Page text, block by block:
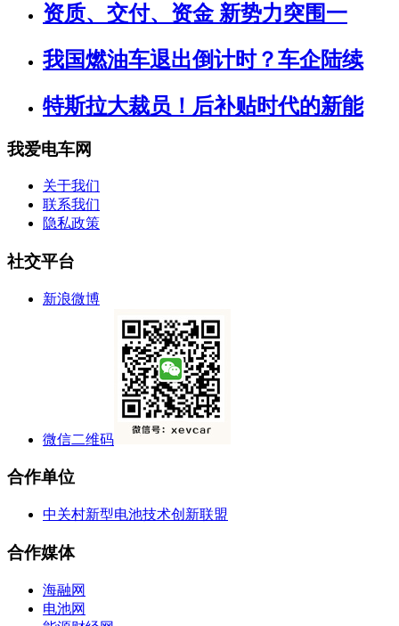
资质、交付、资金 新势力突围一
我国燃油车退出倒计时？车企陆续
特斯拉大裁员！后补贴时代的新能
我爱电车网
关于我们
联系我们
隐私政策
社交平台
新浪微博
微信二维码
合作单位
中关村新型电池技术创新联盟
合作媒体
海融网
电池网